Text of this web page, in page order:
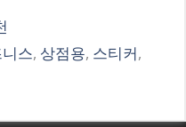
스, 상점용, 스티커,